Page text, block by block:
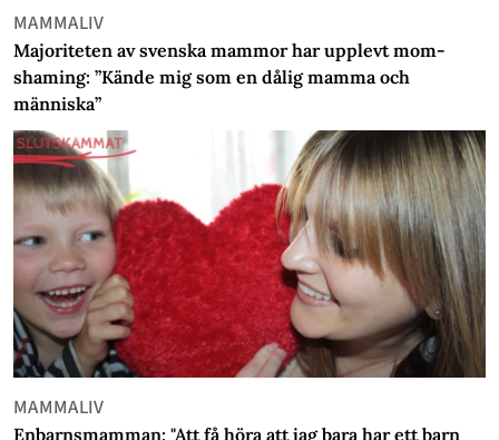
MAMMALIV
Majoriteten av svenska mammor har upplevt mom-
shaming: ”Kände mig som en dålig mamma och
människa”
MAMMALIV
Enbarnsmamman: "Att få höra att jag bara har ett barn